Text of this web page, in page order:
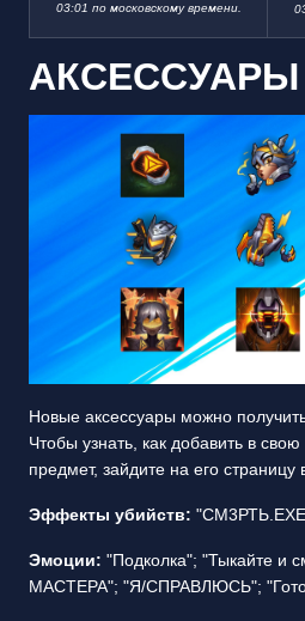
03:01 по московскому времени.
АКСЕССУАРЫ
Новые аксессуары можно
Чтобы узнать, как добавить в
предмет, зайдите на его страницу
Эффекты убийств:
Эмоции: "Подколка"; "Тыкайте и
МАСТЕРА"; "Я/СПРАВЛЮСЬ";